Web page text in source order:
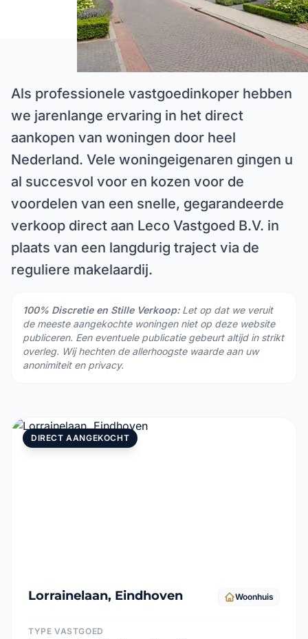
Als professionele vastgoedinkoper hebben
we jarenlange ervaring in het direct
aankopen van woningen door heel
Nederland. Vele woningeigenaren gingen u
al succesvol voor en kozen voor de
voordelen van een snelle, gegarandeerde
verkoop direct aan Leco Vastgoed B.V. in
plaats van een langdurig traject via de
reguliere makelaardij.
100% Discretie en Stille Verkoop:Let op dat we veruit
de meeste aangekochte woningen niet op deze website
publiceren. Een eventuele publicatie gebeurt altijd in strikt
overleg. Wij hechten de allerhoogste waarde aan uw
anonimiteit en privacy.
DIRECT AANGEKOCHT
Lorrainelaan, Eindhoven Woonhuis
TYPE VASTGOED